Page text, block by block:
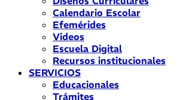
Calendario Escolar
Efemérides
Videos
Escuela Digital
Recursos institucionales
SERVICIOS
Educacionales
Trámites